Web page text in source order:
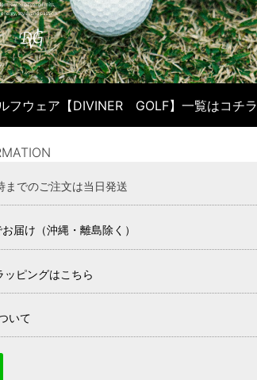
フウェア【DIVINER GOLF】一覧はコチラ
までのご注文は当日発送
届け（沖縄・離島除く）
ッピングはこちら
いて